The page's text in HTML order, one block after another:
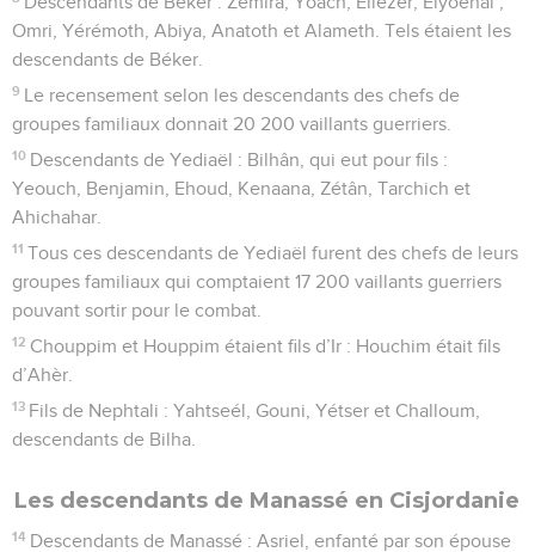
Omri, Yérémoth, Abiya, Anatoth et Alameth. Tels étaient les
descendants de Béker.
9 Le recensement selon les descendants des chefs de
groupes familiaux donnait 20 200 vaillants guerriers.
10 Descendants de Yediaël : Bilhân, qui eut pour fils :
Yeouch, Benjamin, Ehoud, Kenaana, Zétân, Tarchich et
Ahichahar.
11 Tous ces descendants de Yediaël furent des chefs de leurs
groupes familiaux qui comptaient 17 200 vaillants guerriers
pouvant sortir pour le combat.
12 Chouppim et Houppim étaient fils d’Ir : Houchim était fils
d’Ahèr.
13 Fils de Nephtali : Yahtseél, Gouni, Yétser et Challoum,
descendants de Bilha.
Les descendants de Manassé en Cisjordanie
14 Descendants de Manassé : Asriel, enfanté par son épouse